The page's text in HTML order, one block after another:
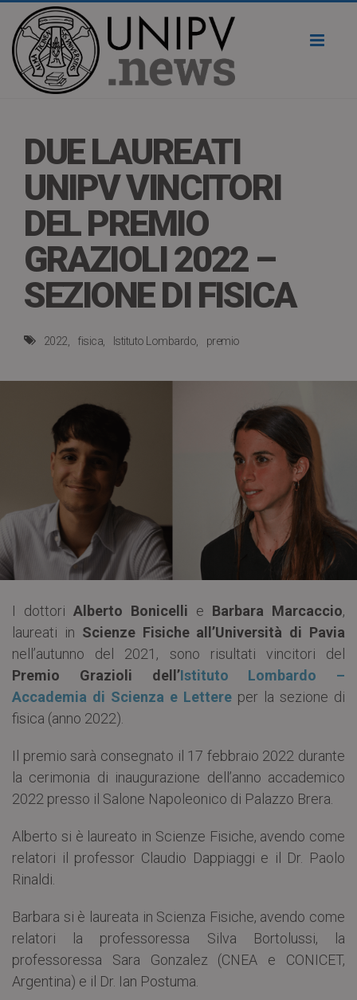
DUE LAUREATI
UNIPV VINCITORI
DEL PREMIO
GRAZIOLI 2022 –
SEZIONE DI FISICA
2022 fisica Istituto Lombardo premio
I dottori Alberto Bonicelli e Barbara Marcaccio,
laureati in Scienze Fisiche all’Università di Pavia
nell’autunno del 2021, sono risultati vincitori del
Premio Grazioli dell’Istituto Lombardo –
Accademia di Scienza e Lettere per la sezione di
fisica (anno 2022).
Il premio sarà consegnato il 17 febbraio 2022 durante
la cerimonia di inaugurazione dell’anno accademico
2022 presso il Salone Napoleonico di Palazzo Brera.
Alberto si è laureato in Scienze Fisiche, avendo come
relatori il professor Claudio Dappiaggi e il Dr. Paolo
Rinaldi.
Barbara si è laureata in Scienza Fisiche, avendo come
relatori la professoressa Silva Bortolussi, la
professoressa Sara Gonzalez (CNEA e CONICET,
Argentina) e il Dr. Ian Postuma.